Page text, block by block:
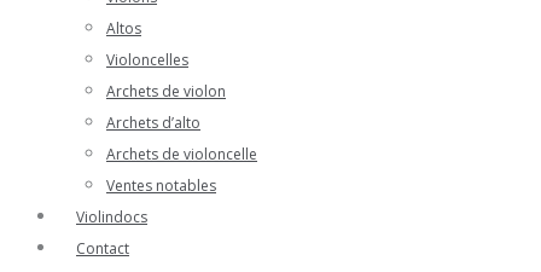
Altos
Violoncelles
Archets de violon
Archets d’alto
Archets de violoncelle
Ventes notables
Violindocs
Contact